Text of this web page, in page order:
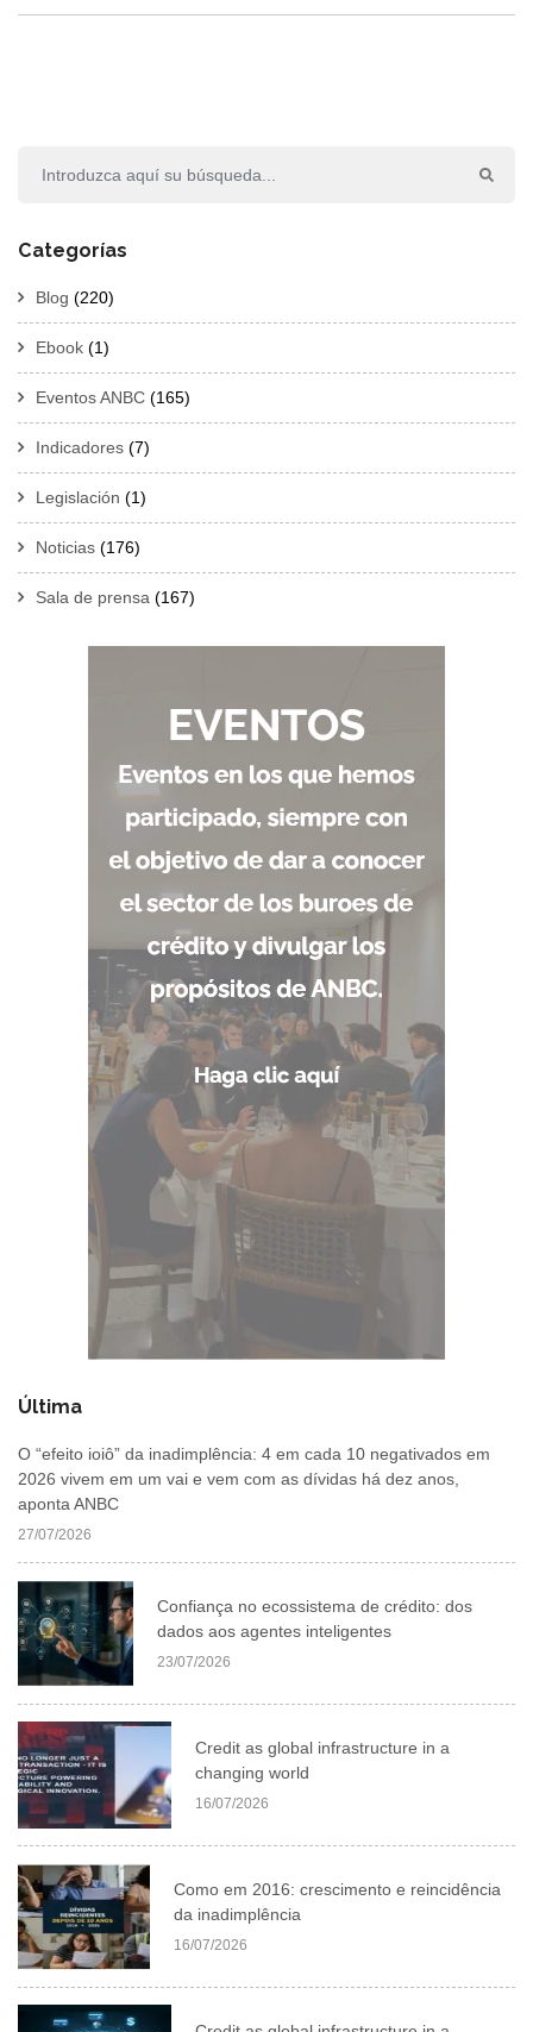
Categorías
Blog (220)
Ebook (1)
Eventos ANBC (165)
Indicadores (7)
Legislación (1)
Noticias (176)
Sala de prensa (167)
Última
O “efeito ioiô” da inadimplência: 4 em cada 10 negativados em
2026 vivem em um vai e vem com as dívidas há dez anos,
aponta ANBC
27/07/2026
Confiança no ecossistema de crédito: dos
dados aos agentes inteligentes
23/07/2026
Credit as global infrastructure in a
changing world
16/07/2026
Como em 2016: crescimento e reincidência
da inadimplência
16/07/2026